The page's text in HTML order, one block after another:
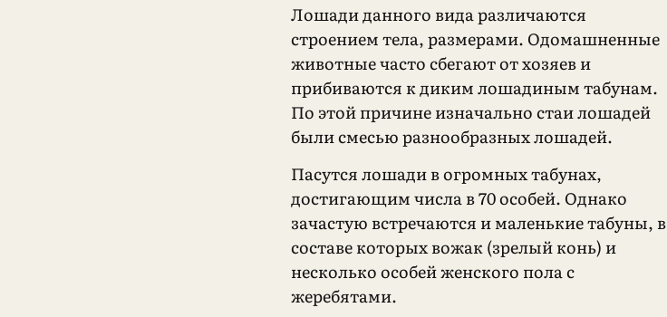
Лошади данного вида различаются
строением тела, размерами. Одомашненные
животные часто сбегают от хозяев и
прибиваются к диким лошадиным табунам.
По этой причине изначально стаи лошадей
были смесью разнообразных лошадей.
Пасутся лошади в огромных табунах,
достигающим числа в 70 особей. Однако
зачастую встречаются и маленькие табуны, в
составе которых вожак (зрелый конь) и
несколько особей женского пола с
жеребятами.